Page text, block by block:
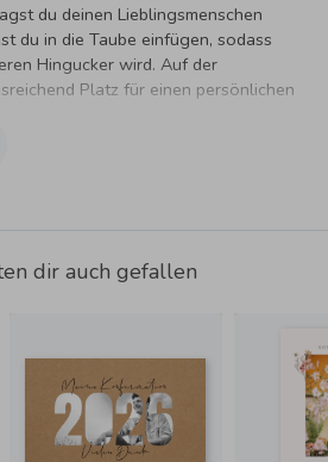
du deinen Lieblingsmenschen
du in die Taube einfügen, sodass
Hingucker wird. Auf der
Platz für einen persönlichen
dir auch gefallen